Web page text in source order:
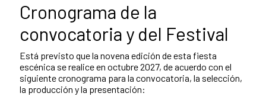
Cronograma de la
convocatoria y del Festival
Está previsto que la novena edición de esta fiesta
escénica se realice en octubre 2027, de acuerdo con el
siguiente cronograma para la convocatoria, la selección,
la producción y la presentación: